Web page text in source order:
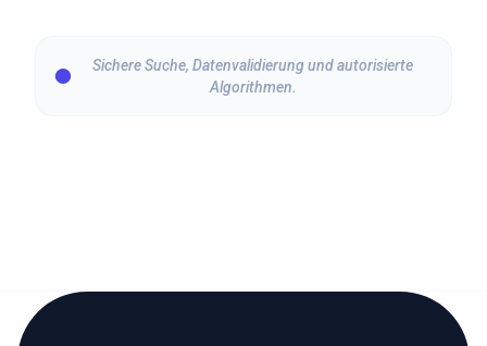
Sichere Suche, Datenvalidierung und autorisierte
Algorithmen.